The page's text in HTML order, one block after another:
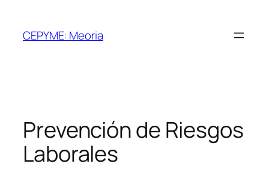
contenido
CEPYME: Meoria
Prevención de Riesgos
Laborales